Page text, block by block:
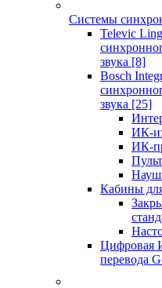
Системы
Televic
звука [8]
Bosch
звука [25]
ИК-
ИК-
Кабины
Цифровая
перевода